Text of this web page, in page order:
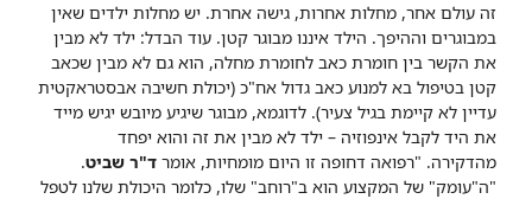
זה עולם אחר, מחלות אחרות, גישה אחרת. יש מחלות ילדים שאין
במבוגרים וההיפך. הילד איננו מבוגר קטן. עוד הבדל: ילד לא מבין
את הקשר בין חומרת כאב לחומרת מחלה, הוא גם לא מבין שכאב
קטן בטיפול בא למנוע כאב גדול אח"כ (יכולת חשיבה אבסטראקטית
עדיין לא קיימת בגיל צעיר). לדוגמא, מבוגר שיגיע מיובש יגיש מייד
את היד לקבל אינפוזיה – ילד לא מבין את זה והוא יפחד
מהדקירה. "רפואה דחופה זו היום מומחיות, אומר ד"ר שביט.
"ה"עומק" של המקצוע הוא ב"רוחב" שלו, כלומר היכולת שלנו לטפל